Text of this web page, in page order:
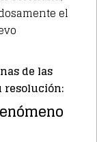
el
de las
resolución: